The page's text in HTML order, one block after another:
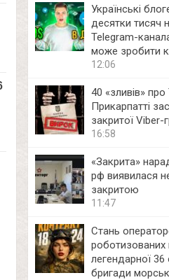
Українські
десятки тисяч
Telegram-
може зробити
12:06
40 «зливів»
Прикарпатті
закритої Viber-
16:58
«Закрита»
рф виявилася
закритою
11:47
Стань
роботизованих
легендарної 36
бригади